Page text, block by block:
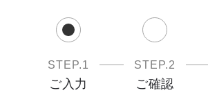
STEP.1
ご入力
STEP.2
ご確認